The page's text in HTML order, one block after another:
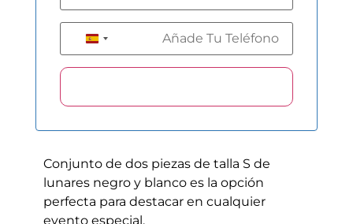
Spain +34
Conjunto de dos piezas de talla S de
lunares negro y blanco es la opción
perfecta para destacar en cualquier
evento especial.